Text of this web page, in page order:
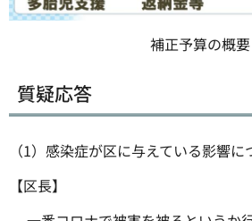
補正予算の概要
質疑応答
（1）感染症が区に与えている影響に
【区長】